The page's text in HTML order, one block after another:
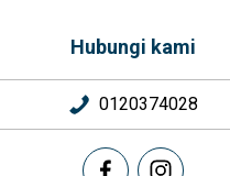
Hubungi kami
0120374028